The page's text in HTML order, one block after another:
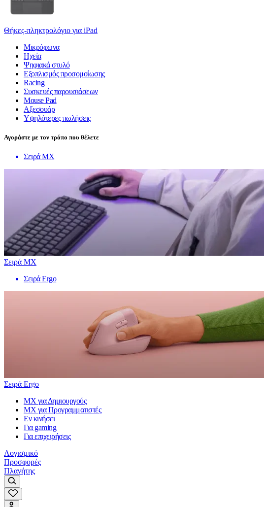
Θήκες-πληκτρολόγιο για iPad
Μικρόφωνα
Ηχεία
Ψηφιακά στυλό
Εξοπλισμός προσομοίωσης
Racing
Συσκευές παρουσιάσεων
Mouse Pad
Αξεσουάρ
Υψηλότερες πωλήσεις
Αγοράστε με τον τρόπο που θέλετε
Σειρά MX
Σειρά MX
Σειρά Ergo
Σειρά Ergo
MX για Δημιουργούς
MX για Προγραμματιστές
Εν κινήσει
Για gaming
Για επιχειρήσεις
Λογισμικό
Προσφορές
Πλανήτης